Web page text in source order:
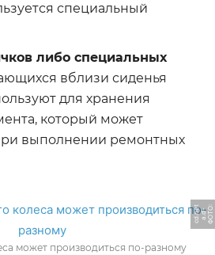
специальный
либо специальных
вблизи сиденья
для хранения
который может
выполнении ремонтных
Ф
О
Т
О:
a.
d
-c
d.
n
e
t
может производиться по-разному